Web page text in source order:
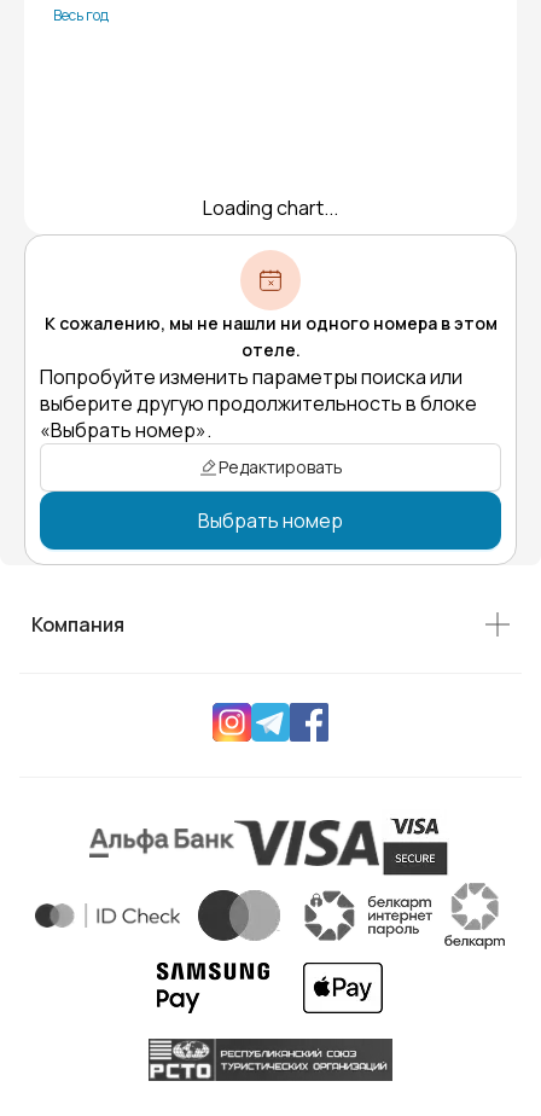
Весь год
Loading chart...
К сожалению, мы не нашли ни одного номера в этом
отеле.
Попробуйте изменить параметры поиска или
выберите другую продолжительность в блоке
«Выбрать номер».
Редактировать
Выбрать номер
Компания